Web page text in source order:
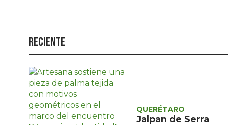
Política
Turismo
Estilo de vida
Reciente
QUERÉTARO
Jalpan de Serra